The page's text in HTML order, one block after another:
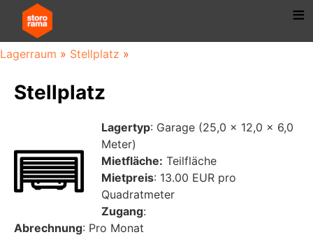
Lagerraum » Stellplatz »
Stellplatz
Lagertyp: Garage (25,0 x 12,0 x 6,0
Meter)
Mietfläche: Teilfläche
Mietpreis: 13.00 EUR pro
Quadratmeter
Zugang:
Abrechnung: Pro Monat